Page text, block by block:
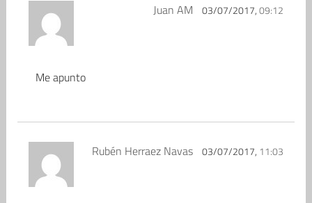
Juan AM 03/07/2017,09:12
Me apunto
Rubén Herraez Navas 03/07/2017, 11:03